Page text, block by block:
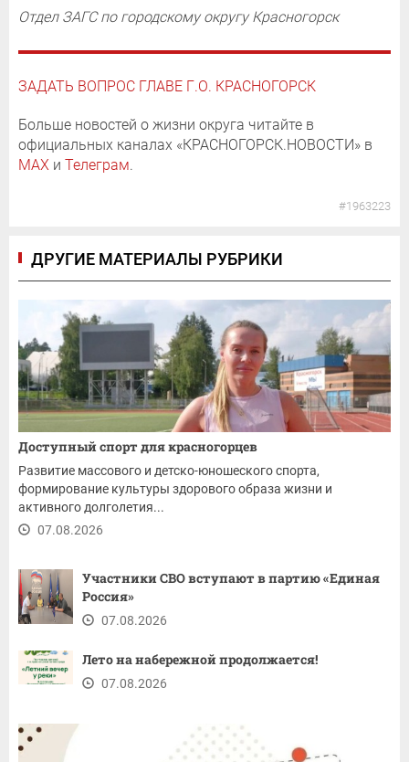
Отдел ЗАГС по городскому округу Красногорск
ЗАДАТЬ ВОПРОС ГЛАВЕ Г.О. КРАСНОГОРСК
Больше новостей о жизни округа читайте в
официальных каналах «КРАСНОГОРСК.НОВОСТИ» в
MAX и Телеграм.
#1963223
ДРУГИЕ МАТЕРИАЛЫ РУБРИКИ
Доступный спорт для красногорцев
Развитие массового и детско-юношеского спорта,
формирование культуры здорового образа жизни и
активного долголетия...
07.08.2026
Участники СВО вступают в партию «Единая
Россия»
07.08.2026
Лето на набережной продолжается!
07.08.2026